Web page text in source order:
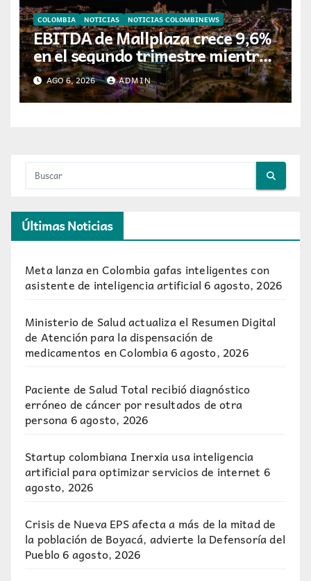
COLOMBIA NOTICIAS NOTICIAS COLOMBINEWS
EBITDA de Mallplaza crece 9,6%
en el segundo trimestre mientras
avanza en su plan de crecimiento
en Colombia
AGO 6, 2026 ADMIN
Últimas Noticias
Meta lanza en Colombia gafas inteligentes con
asistente de inteligencia artificial 6 agosto, 2026
Ministerio de Salud actualiza el Resumen Digital
de Atención para la dispensación de
medicamentos en Colombia6 agosto, 2026
Paciente de Salud Total recibió diagnóstico
erróneo de cáncer por resultados de otra
persona6 agosto, 2026
Startup colombiana Inerxia usa inteligencia
artificial para optimizar servicios de internet 6
agosto, 2026
Crisis de Nueva EPS afecta a más de la mitad de
la población de Boyacá, advierte la Defensoría del
Pueblo6 agosto, 2026